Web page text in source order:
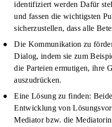
identifiziert werden Dafür
und fassen die wichtigsten
sicherzustellen, dass alle
Die Kommunikation zu
Dialog, indem sie zum
die Parteien ermutigen, ihre
auszudrücken.
Eine Lösung zu finden:
Entwicklung von
Mediator bzw. die